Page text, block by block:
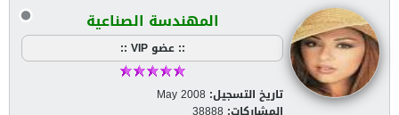
المهندسة الصناعية
:: عضو VIP ::
تاريخ التسجيل: May 2008